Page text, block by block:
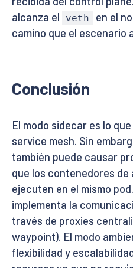
alcanza el
veth
en el
camino que el escenario
Conclusión
El modo sidecar es lo
service mesh. Sin
también puede causar
que los contenedores
ejecuten en el mismo
implementa la
través de proxies
waypoint). El modo
flexibilidad y